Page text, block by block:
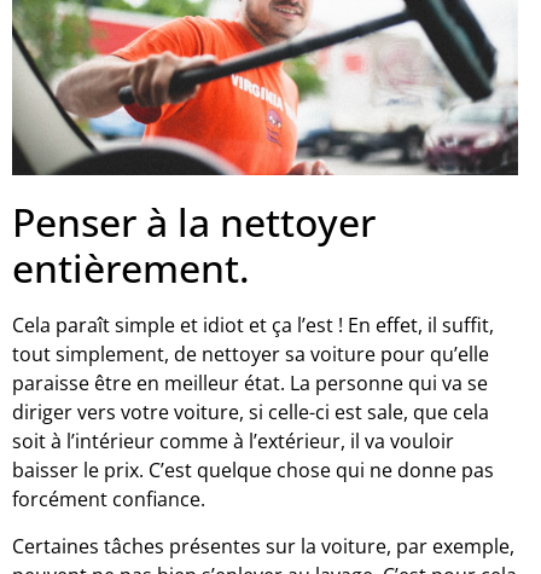
Penser à la nettoyer
entièrement.
Cela paraît simple et idiot et ça l’est ! En effet, il suffit,
tout simplement, de nettoyer sa voiture pour qu’elle
paraisse être en meilleur état. La personne qui va se
diriger vers votre voiture, si celle-ci est sale, que cela
soit à l’intérieur comme à l’extérieur, il va vouloir
baisser le prix. C’est quelque chose qui ne donne pas
forcément confiance.
Certaines tâches présentes sur la voiture, par exemple,